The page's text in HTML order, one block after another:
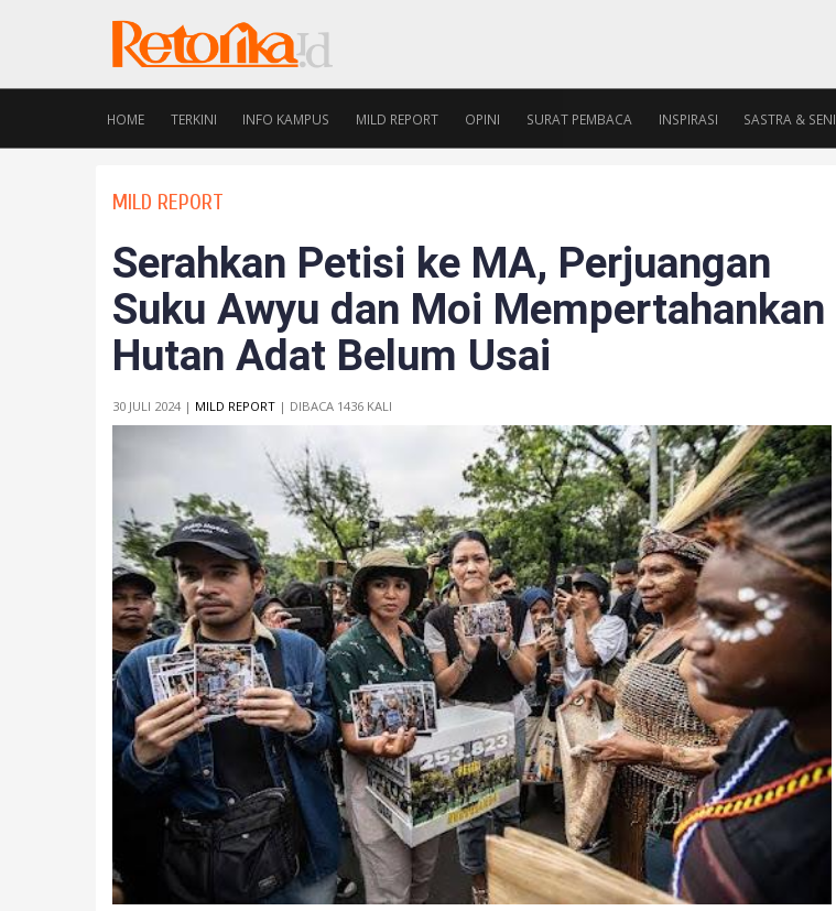
HOME TERKINI INFO KAMPUS MILD REPORT OPINI SURAT PEMBACA INSPIRASI SASTRA & SENI
MILD REPORT
Serahkan Petisi ke MA, Perjuangan
Suku Awyu dan Moi Mempertahankan
Hutan Adat Belum Usai
30 JULI 2024 | MILD REPORT | DIBACA 1436 KALI